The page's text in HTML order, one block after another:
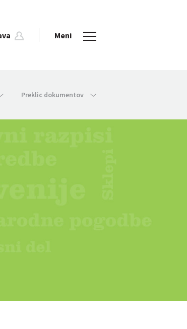
Meni
Preklic dokumentov